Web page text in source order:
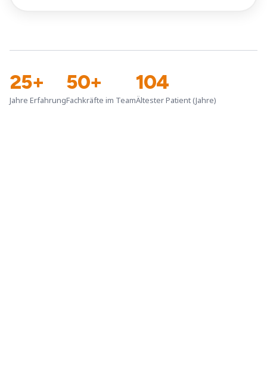
25+
Jahre Erfahrung
50+
Fachkräfte im Team
104
Ältester Patient (Jahre)